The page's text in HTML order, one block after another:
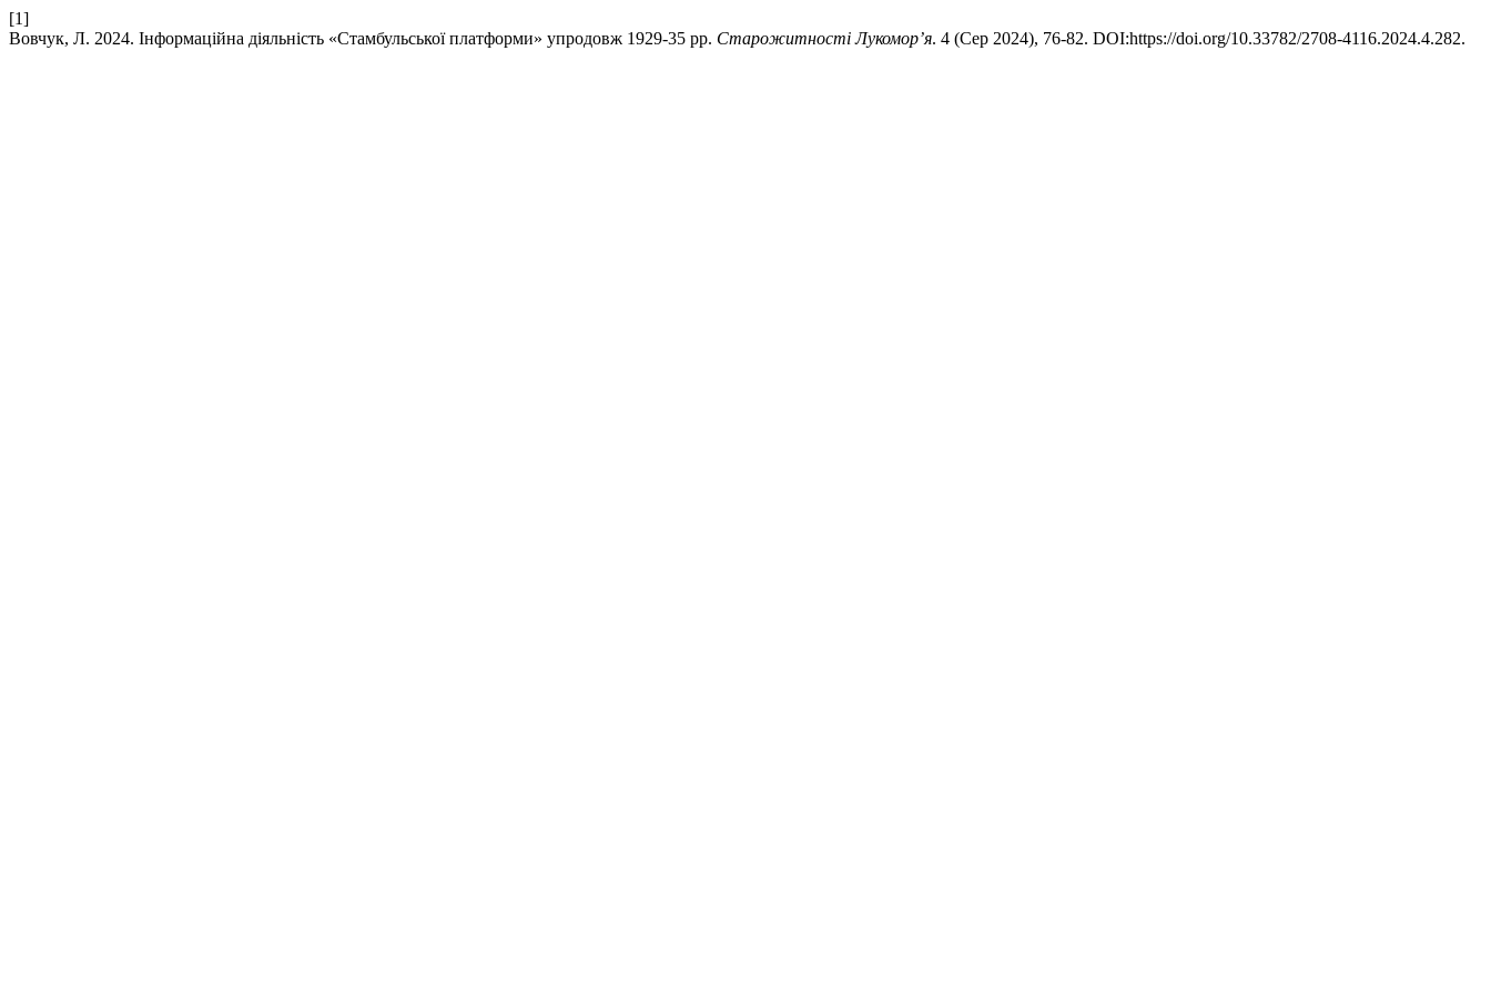
[1]
Вовчук, Л. 2024. Інформаційна діяльність «Стамбульської платформи» упродовж 1929-35 рр. Старожитності Лукомор’я. 4 (Сер 2024), 76-82. DOI:https://doi.org/10.33782/2708-4116.2024.4.282.